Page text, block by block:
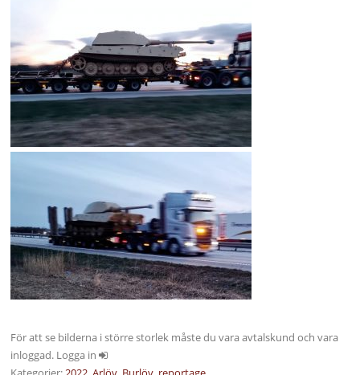
För att se bilderna i större storlek måste du vara avtalskund och vara
inloggad. Logga in